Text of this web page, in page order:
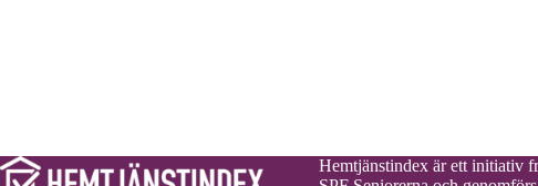
Hemtjänstindex är ett initiativ